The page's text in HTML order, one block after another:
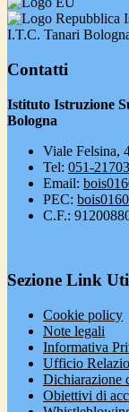
I.T.C. Tanari
Contatti
Istituto Istruzione
Bologna
Viale Felsina,
Tel: 051-
Email:
PEC:
C.F.:
Sezione Link
Cookie policy
Note legali
Informativa
Ufficio
Dichiarazione
Obiettivi di